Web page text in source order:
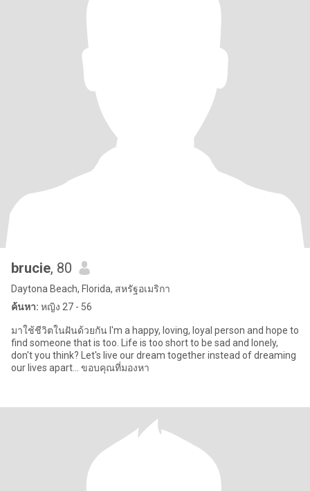
brucie, 80
Daytona Beach, Florida, สหรัฐอเมริกา
ค้นหา: หญิง 27 - 56
มาใช้ชีวิตในฝันด้วยกัน I'm a happy, loving, loyal person and hope to
find someone that is too. Life is too short to be sad and lonely,
don't you think? Let's live our dream together instead of dreaming
our lives apart... ขอบคุณที่มองหา